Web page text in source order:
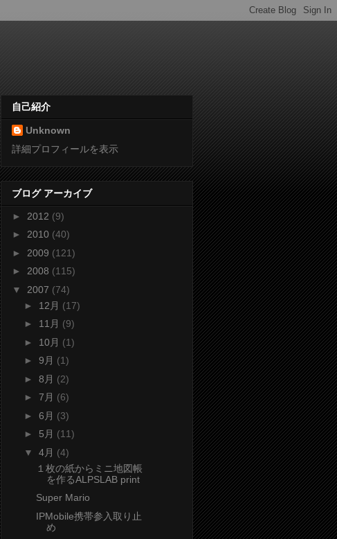
自己紹介
Unknown
詳細プロフィールを表示
ブログ アーカイブ
► 2012 (9)
► 2010 (40)
► 2009 (121)
► 2008 (115)
▼ 2007 (74)
► 12月 (17)
► 11月 (9)
► 10月 (1)
► 9月 (1)
► 8月 (2)
► 7月 (6)
► 6月 (3)
► 5月 (11)
▼ 4月 (4)
１枚の紙からミニ地図帳
を作るALPSLAB print
Super Mario
IPMobile携帯参入取り止
め